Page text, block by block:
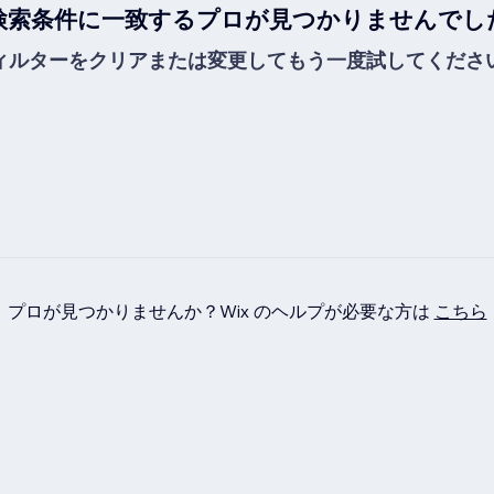
索条件に一致するプロが見つかりませんでし
ルターをクリアまたは変更してもう一度試してくださ
プロが見つかりませんか？Wix のヘルプが必要な方は こちら